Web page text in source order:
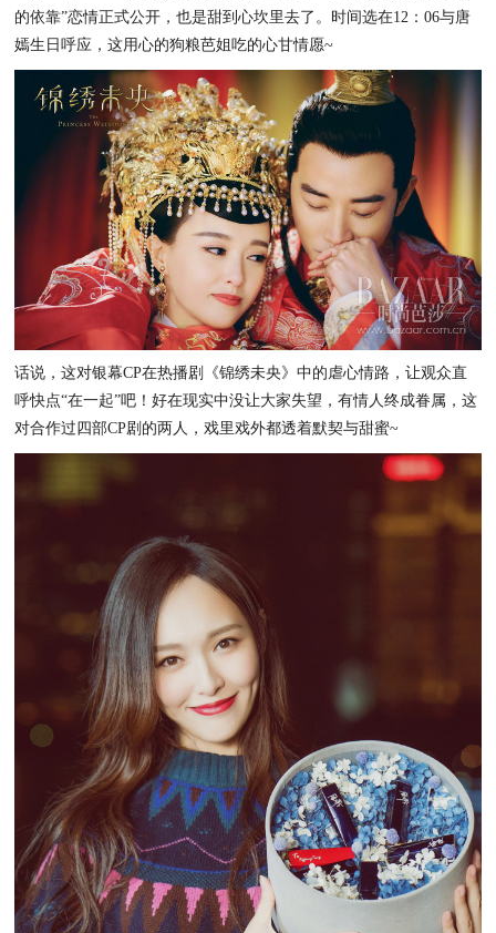
的依靠”恋情正式公开，也是甜到心坎里去了。时间选在12：06与唐
嫣生日呼应，这用心的狗粮芭姐吃的心甘情愿~
话说，这对银幕CP在热播剧《锦绣未央》中的虐心情路，让观众直
呼快点“在一起”吧！好在现实中没让大家失望，有情人终成眷属，这
对合作过四部CP剧的两人，戏里戏外都透着默契与甜蜜~